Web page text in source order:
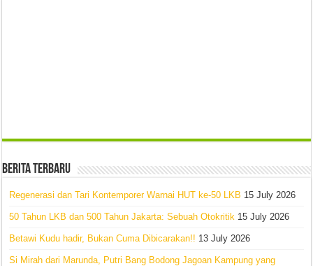
Berita Terbaru
Regenerasi dan Tari Kontemporer Warnai HUT ke-50 LKB 15 July 2026
50 Tahun LKB dan 500 Tahun Jakarta: Sebuah Otokritik 15 July 2026
Betawi Kudu hadir, Bukan Cuma Dibicarakan!! 13 July 2026
Si Mirah dari Marunda, Putri Bang Bodong Jagoan Kampung yang